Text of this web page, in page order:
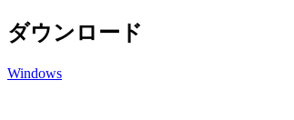
ダウンロード
Windows